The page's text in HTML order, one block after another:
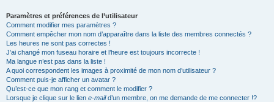
Paramètres et préférences de l’utilisateur
Comment modifier mes paramètres ?
Comment empêcher mon nom d’apparaître dans la liste des membres connectés ?
Les heures ne sont pas correctes !
J’ai changé mon fuseau horaire et l’heure est toujours incorrecte !
Ma langue n’est pas dans la liste !
A quoi correspondent les images à proximité de mon nom d’utilisateur ?
Comment puis-je afficher un avatar ?
Qu’est-ce que mon rang et comment le modifier ?
Lorsque je clique sur le lien e-maild’un membre, on me demande de me connecter !?